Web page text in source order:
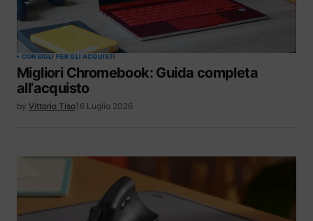
CONSIGLI PER GLI ACQUISTI
Migliori Chromebook: Guida completa
all’acquisto
by Vittorio Tiso16 Luglio 2026